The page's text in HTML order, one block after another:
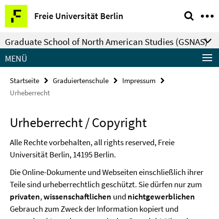
Springe
direkt
zu
Inhalt
Freie Universität Berlin
Service-
Navigation
Graduate School of North American Studies (GSNAS)
MENÜ
Startseite Graduiertenschule
Impressum
Urheberrecht
Urheberrecht / Copyright
Alle Rechte vorbehalten, all rights reserved, Freie
Universität Berlin, 14195 Berlin.
Die Online-Dokumente und Webseiten einschließlich ihrer
Teile sind urheberrechtlich geschützt. Sie dürfen nur zum
privaten,wissenschaftlichen und nichtgewerblichen
Gebrauch zum Zweck der Information kopiert und